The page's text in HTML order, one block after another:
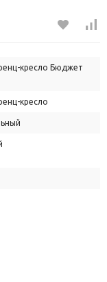
кресло Бюджет
кресло